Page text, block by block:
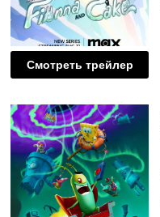
Смотреть трейлер